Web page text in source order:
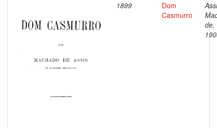
1899
Dom
Casmurro
de,